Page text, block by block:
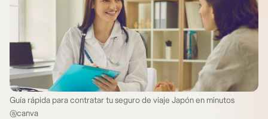
Guía rápida para contratar tu seguro de viaje Japón en minutos
@canva